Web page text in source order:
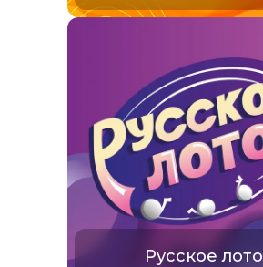
Русское лото